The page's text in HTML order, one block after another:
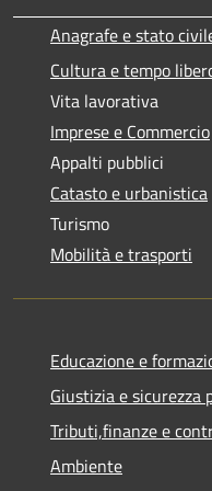
Anagrafe e stato
Cultura e tempo
Vita lavorativa
Imprese e Commercio
Appalti pubblici
Catasto e urbanistica
Turismo
Mobilità e trasporti
Educazione e
Giustizia e sicurezza
Tributi,finanze e
Ambiente